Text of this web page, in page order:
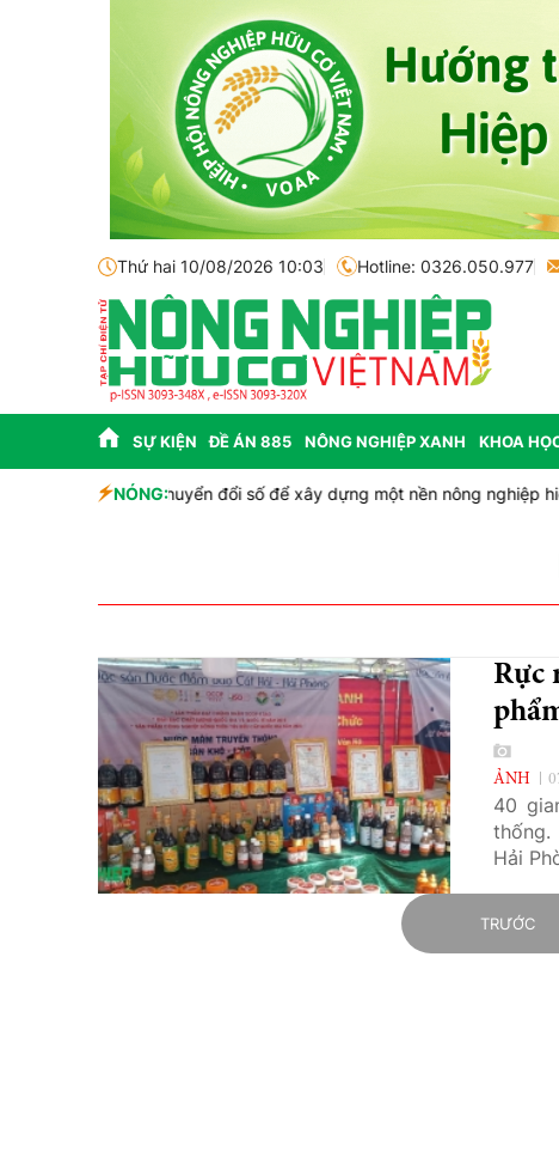
Thứ hai 10/08/2026 10:03 Hotline: 0326.050.977
SỰ KIỆN ĐỀ ÁN 885 NÔNG NGHIỆP XANH KHOA
NÓNG:Hà Tĩnh: Chấp thuận chủ trương đầu tư cụm 4 dự
Rực
ẢNH
40
thống.
Hải
TRƯỚC